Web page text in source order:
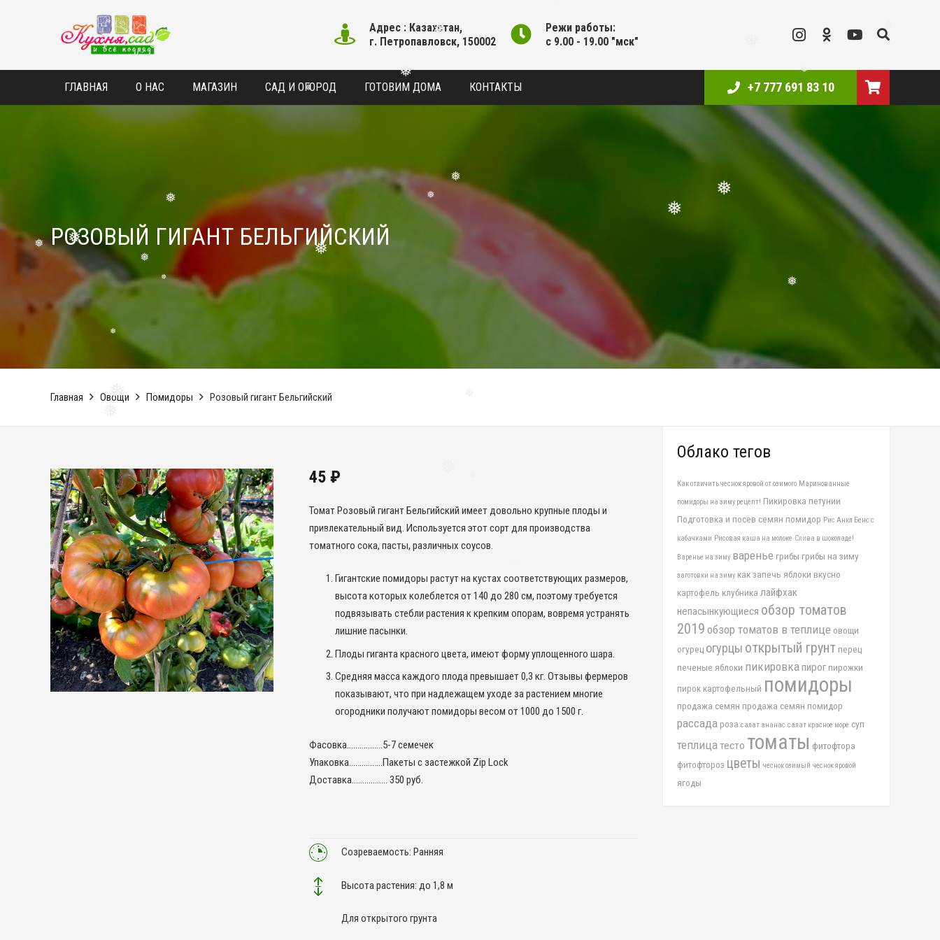
❅
❅
❅
❅
❅
❅
❅
❅
❅
❅
❅
❅
❅
❅
Адрес : Казахстан,
г. Петропавловск, 150002
Режи работы:
с 9.00 - 19.00 "мск"
ГЛАВНАЯ О НАС МАГАЗИН САД И ОГОРОД ГОТОВИМ ДОМА КОНТАКТЫ +7 777 691 83 10
РОЗОВЫЙ ГИГАНТ БЕЛЬГИЙСКИЙ
Главная Овощи Помидоры Розовый гигант Бельгийский
45 ₽
Томат Розовый гигант Бельгийский имеет довольно крупные плоды и
привлекательный вид. Используется этот сорт для производства
томатного сока, пасты, различных соусов.
Гигантские помидоры растут на кустах соответствующих размеров,
высота которых колеблется от 140 до 280 см, поэтому требуется
подвязывать стебли растения к крепким опорам, вовремя устранять
лишние пасынки.
Плоды гиганта красного цвета, имеют форму уплощенного шара.
Средняя масса каждого плода превышает 0,3 кг. Отзывы фермеров
показывают, что при надлежащем уходе за растением многие
огородники получают помидоры весом от 1000 до 1500 г.
Фасовка……………..5-7 семечек
Упаковка…………….Пакеты с застежкой Zip Lock
Доставка…………….. 350 руб.
Созреваемость: Ранняя
Высота растения: до 1,8 м
Для открытого грунта
Облако тегов
Как отличить чеснок яровой от озимого Маринованные
помидоры на зиму рецепт! Пикировка петунии
Подготовка и посев семян помидор Рис Анкл Бенс с
кабачками Рисовая каша на молоке Слива в шоколаде!
Варенье на зиму варенье грибы грибы на зиму
заготовки на зиму как запечь яблоки вкусно
картофель клубника лайфхак
непасынкующиеся обзор томатов
2019 обзор томатов в теплице овощи
огурец огурцы открытый грунт перец
печеные яблоки пикировкапирог пирожки
пирок картофельный помидоры
продажа семян продажа семян помидор
рассада роза салат ананас салат красное море суп
теплицатесто томаты фитофтора
фитофтороз цветы чеснок озимый чеснок яровой
ягоды